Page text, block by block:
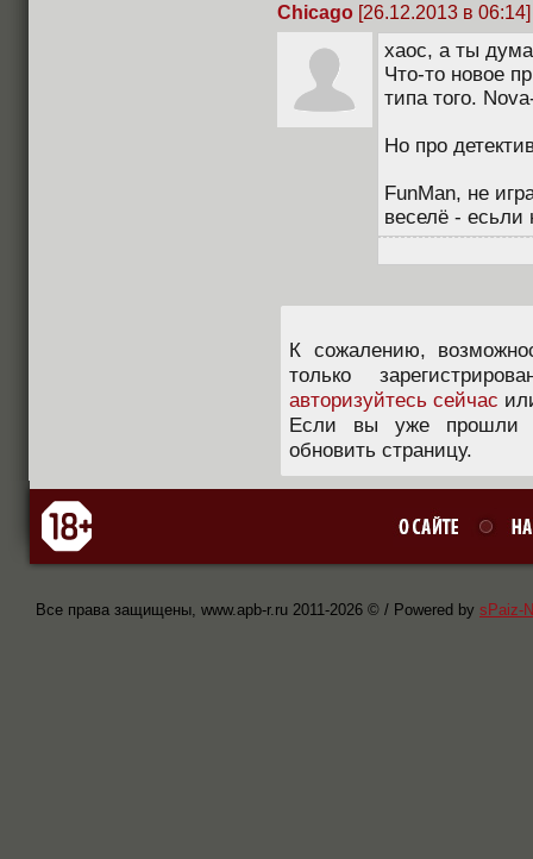
Chicago [26.12.2013 в 06:14]
xaoc, а ты
Что-то новое
типа того.
Но про
FunMan, не
веселё - есьли
К сожалению,
только
авторизуйтесь сейчас
Если вы уже прошли
обновить страницу.
Все права защищены, www.apb-r.ru 2011-2026 © / Powered by sPaiz-